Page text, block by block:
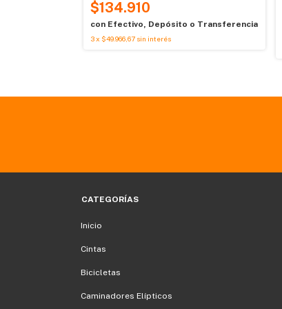
$134.910
con Efectivo, Depósito o Transferencia
3x $49.966,67 sin interés
CATEGORÍAS
Inicio
Cintas
Bicicletas
Caminadores Elípticos